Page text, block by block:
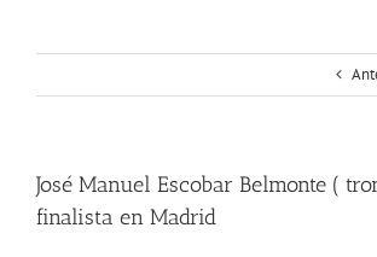
José Manuel Escobar Belmonte (
finalista en Madrid